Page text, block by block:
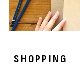
SHOPPING